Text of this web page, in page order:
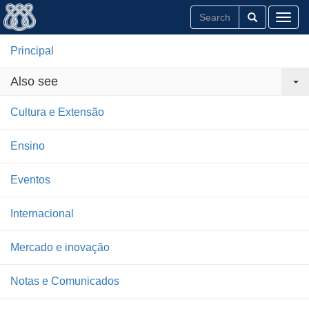
Principal
Also see
Cultura e Extensão
Ensino
Eventos
Internacional
Mercado e inovação
Notas e Comunicados